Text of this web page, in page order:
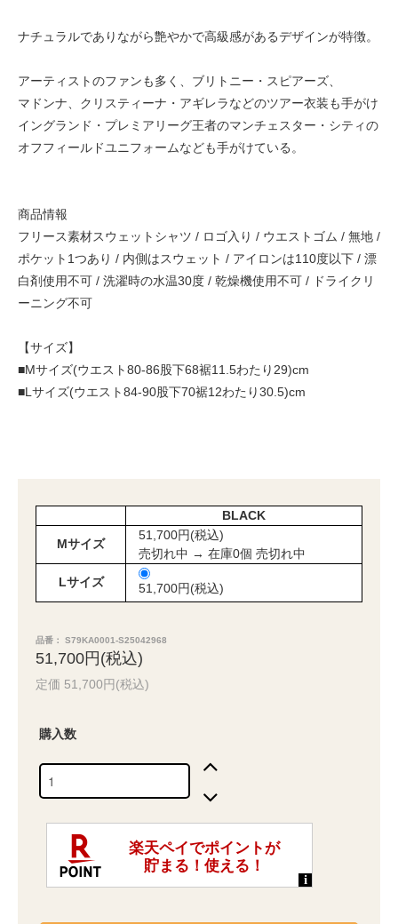
ナチュラルでありながら艶やかで高級感があるデザインが特徴。
アーティストのファンも多く、ブリトニー・スピアーズ、
マドンナ、クリスティーナ・アギレラなどのツアー衣装も手がけ
イングランド・プレミアリーグ王者のマンチェスター・シティの
オフフィールドユニフォームなども手がけている。
商品情報
フリース素材スウェットシャツ / ロゴ入り / ウエストゴム / 無地 /
ポケット1つあり / 内側はスウェット / アイロンは110度以下 / 漂
白剤使用不可 / 洗濯時の水温30度 / 乾燥機使用不可 / ドライクリ
ーニング不可
【サイズ】
■Mサイズ(ウエスト80-86股下68裾11.5わたり29)cm
■Lサイズ(ウエスト84-90股下70裾12わたり30.5)cm
BLACK
Mサイズ
51,700円(税込)
売切れ中 → 在庫0個 売切れ中
Lサイズ
51,700円(税込)
品番： S79KA0001-S25042968
51,700円(税込)
定価 51,700円(税込)
購入数